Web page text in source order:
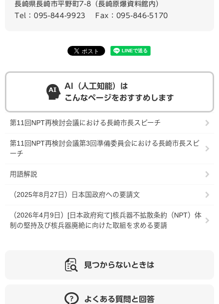
長崎県長崎市平野町7-8（長崎原爆資料館内）
Tel：095-844-9923
Fax：095-846-5170
AI（人工知能）は
こんなページをおすすめします
第11回NPT再検討会議における長崎市長スピーチ
第11回NPT再検討会議第3回準備委員会における長崎市長スピ
ーチ
用語解説
（2025年8月27日）日本国政府への要請文
（2026年4月9日）[日本政府宛て]核兵器不拡散条約（NPT）体
制の堅持及び核兵器廃絶に向けた取組を求める要請
見つからないときは
よくある質問と回答